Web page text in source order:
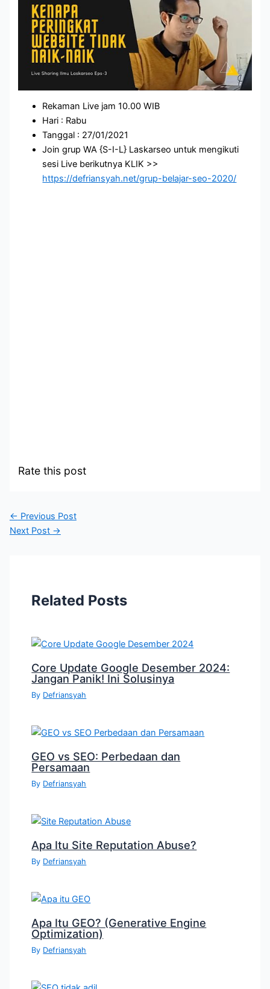
Rekaman Live jam 10.00 WIB
Hari : Rabu
Tanggal : 27/01/2021
Join grup WA {S-I-L} Laskarseo untuk mengikuti
sesi Live berikutnya KLIK >>
https://defriansyah.net/grup-belajar-seo-2020/
Rate this post
← Previous Post
Next Post →
Related Posts
Core Update Google Desember 2024:
Jangan Panik! Ini Solusinya
By Defriansyah
GEO vs SEO: Perbedaan dan
Persamaan
By Defriansyah
Apa Itu Site Reputation Abuse?
By Defriansyah
Apa Itu GEO? (Generative Engine
Optimization)
By Defriansyah